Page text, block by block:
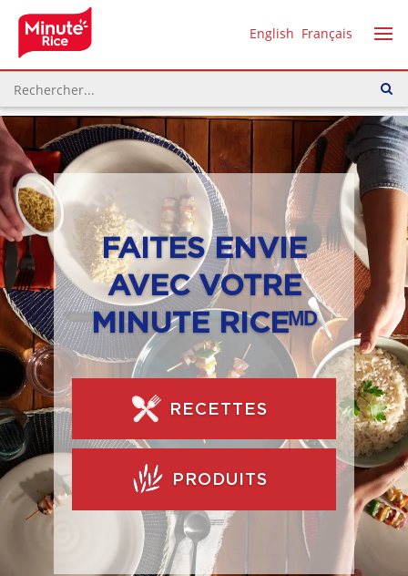
English Français
FAITES ENVIE
AVEC VOTRE
MINUTE RICEᴹᴰ
RECETTES
PRODUITS